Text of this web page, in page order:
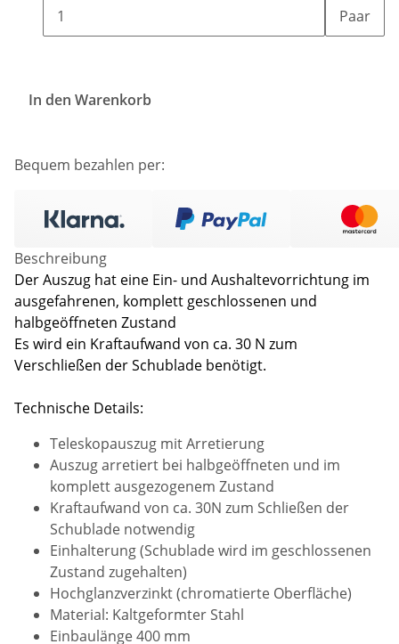
Paar
In den Warenkorb
Bequem bezahlen per:
Beschreibung
Der Auszug hat eine Ein- und Aushaltevorrichtung im
ausgefahrenen, komplett geschlossenen und
halbgeöffneten Zustand
Es wird ein Kraftaufwand von ca. 30 N zum
Verschließen der Schublade benötigt.
Technische Details:
Teleskopauszug mit Arretierung
Auszug arretiert bei halbgeöffneten und im
komplett ausgezogenem Zustand
Kraftaufwand von ca. 30N zum Schließen der
Schublade notwendig
Einhalterung (Schublade wird im geschlossenen
Zustand zugehalten)
Hochglanzverzinkt (chromatierte Oberfläche)
Material: Kaltgeformter Stahl
Einbaulänge 400 mm